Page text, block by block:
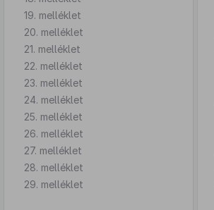
19. melléklet
20. melléklet
21. melléklet
22. melléklet
23. melléklet
24. melléklet
25. melléklet
26. melléklet
27. melléklet
28. melléklet
29. melléklet